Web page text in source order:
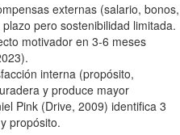
externas (salario, bonos,
pero sostenibilidad limitada.
motivador en 3-6 meses
interna (propósito,
y produce mayor
Pink (Drive, 2009) identifica 3
propósito.